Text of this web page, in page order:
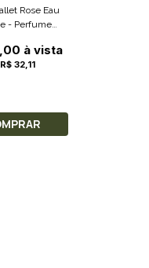
Rose Eau
- Perfume
à vista
32,11